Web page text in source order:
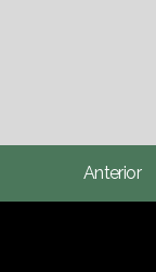
Anterior